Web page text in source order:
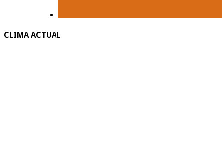
CLIMA ACTUAL